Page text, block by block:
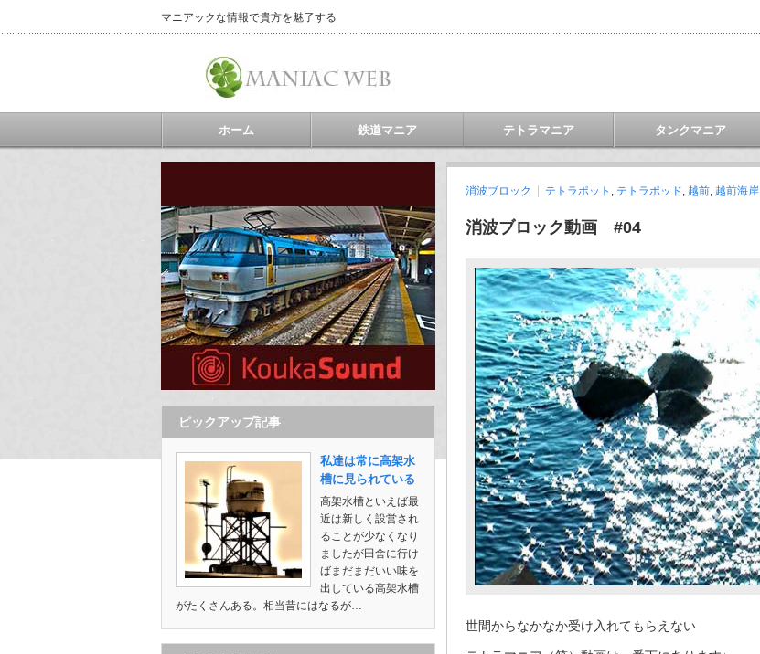
マニアックな情報で貴方を魅了する
ホーム 鉄道マニア テトラマニア タンクマニア
消波ブロック テトラポット , テトラポッド, 越前, 越前海岸
消波ブロック動画 #04
世間からなかなか受け入れてもらえない
ピックアップ記事
私達は常に高架水
槽に見られている
高架水槽といえば最
近は新しく設営され
ることが少なくなり
ましたが田舎に行け
ばまだまだいい味を
出している高架水槽
がたくさんある。相当昔にはなるが…